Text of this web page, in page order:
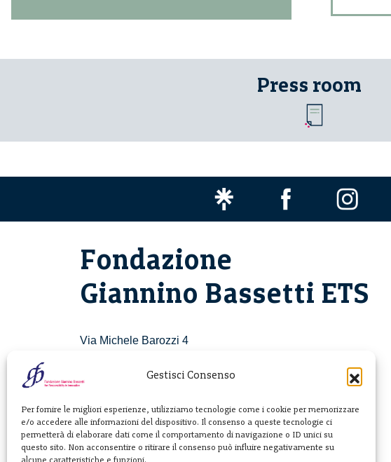
Gestisci Consenso
Per fornire le migliori esperienze, utilizziamo tecnologie come i cookie per memorizzare
e/o accedere alle informazioni del dispositivo. Il consenso a queste tecnologie ci
permetterà di elaborare dati come il comportamento di navigazione o ID unici su
questo sito. Non acconsentire o ritirare il consenso può influire negativamente su
alcune caratteristiche e funzioni.
Press room
Fondazione
Giannino Bassetti ETS
Via Michele Barozzi 4
T. +39 02 781933
info@fondazionebassetti.org
p.i. 12520270153